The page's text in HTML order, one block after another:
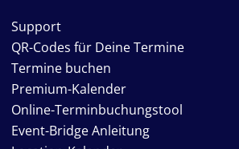
Support
QR-Codes für Deine Termine
Termine buchen
Premium-Kalender
Online-Terminbuchungstool
Event-Bridge Anleitung